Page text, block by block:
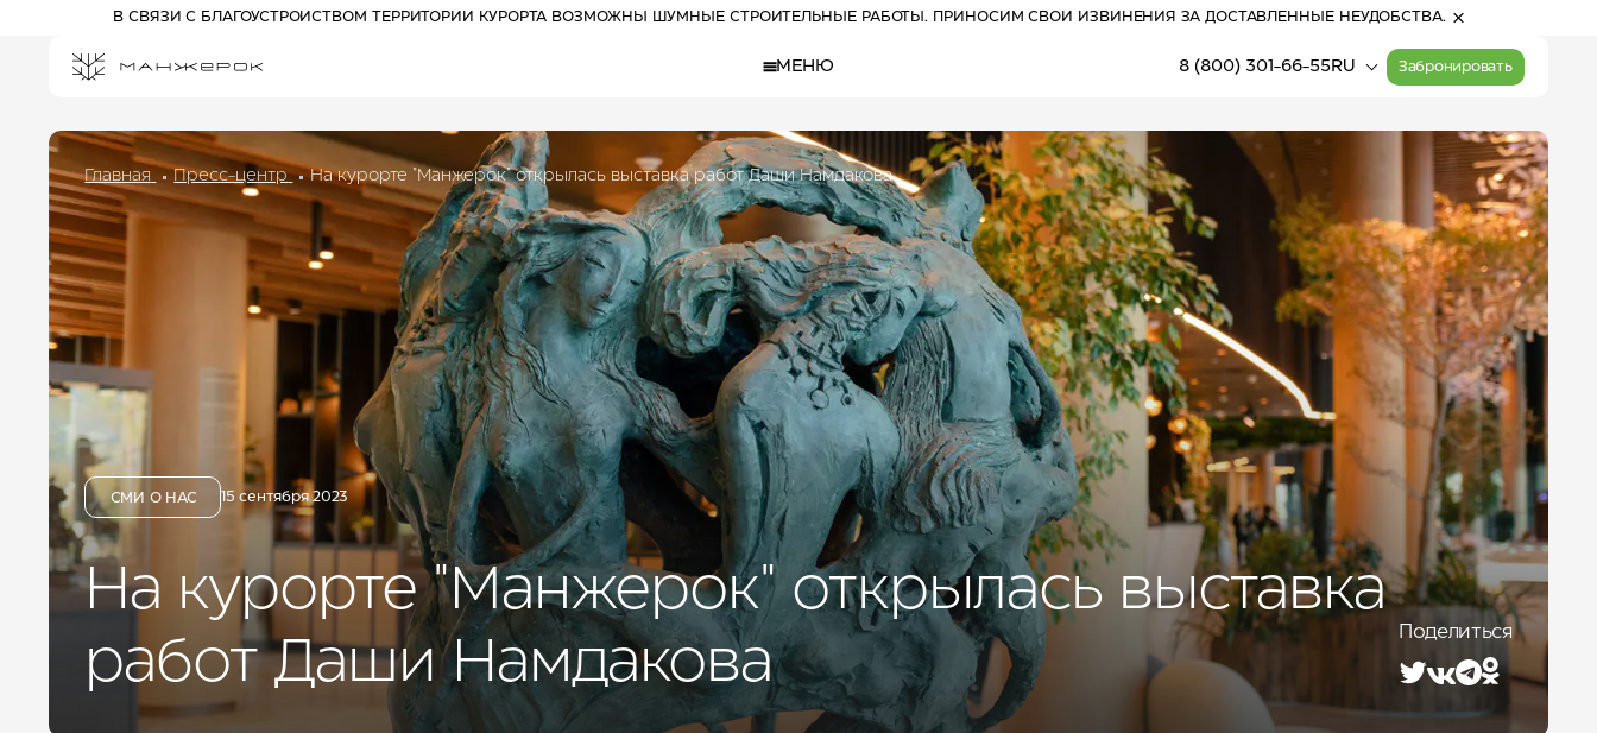
В СВЯЗИ С БЛАГОУСТРОЙСТВОМ ТЕРРИТОРИИ КУРОРТА ВОЗМОЖНЫ ШУМНЫЕ СТРОИТЕЛЬНЫЕ РАБОТЫ. ПРИНОСИМ СВОИ ИЗВИНЕНИЯ ЗА ДОСТАВЛЕННЫЕ НЕУДОБСТВА.
МЕНЮ 8 (800) 301-66-55RU Забронировать
ПРОЖИВАНИЕ НА КУРОРТЕ
Отель 3*
Комплекс шале
Отель 5*
СПЕЦПРЕДЛОЖЕНИЯ
РАЗВЛЕЧЕНИЯ
АФИША
АКТИВНЫЙ ОТДЫХ
ПРОГУЛОЧНЫЕ БИЛЕТЫ
ПАРК ПРИКЛЮЧЕНИЙ
ДРИМВУД
ДЕТЯМ
СПА И ФИТНЕС
БАННЫЙ КОМПЛЕКС
РЕСТОРАНЫ И БАРЫ
ДЛЯ БИЗНЕСА
УСЛУГИ И СЕРВИС
КУРОРТ
15:51(Алтай)
Прогулочные билеты
на канатные дороги
Расписание работы
канатных дорог
28°С
переменная облачность
Активный отдых
Карта курорта
Лето 2026
Главная Пресс-центр На курорте "Манжерок" открылась выставка работ Даши Намдакова
СМИ О НАС 15 сентября 2023
На курорте "Манжерок" открылась выставка
работ Даши Намдакова
Поделиться